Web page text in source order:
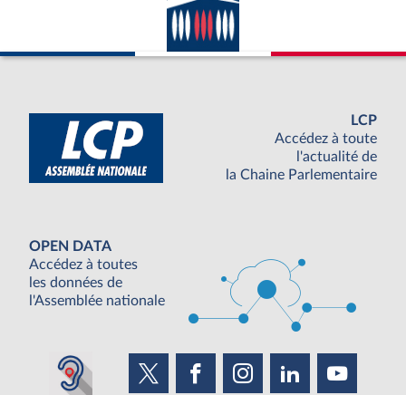
LCP
Accédez à toute
l'actualité de
la Chaine Parlementaire
OPEN DATA
Accédez à toutes
les données de
l'Assemblée nationale